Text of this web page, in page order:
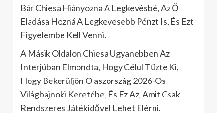
Bár Chiesa Hiányozna A Legkevésbé, Az Ő
Eladása Hozná A Legkevesebb Pénzt Is, És Ezt
Figyelembe Kell Venni.
A Másik Oldalon Chiesa Ugyanebben Az
Interjúban Elmondta, Hogy Célul Tűzte Ki,
Hogy Bekerüljön Olaszország 2026-Os
Világbajnoki Keretébe, És Ez Az, Amit Csak
Rendszeres Játékidővel Lehet Elérni.